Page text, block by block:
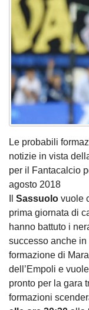
Le probabili
notizie in vista
per il Fantacalcio
agosto 2018
Sassuolo vuole
prima giornata di
hanno battuto i
successo anche in
formazione di
dell’Empoli e
pronto per la gara
formazioni